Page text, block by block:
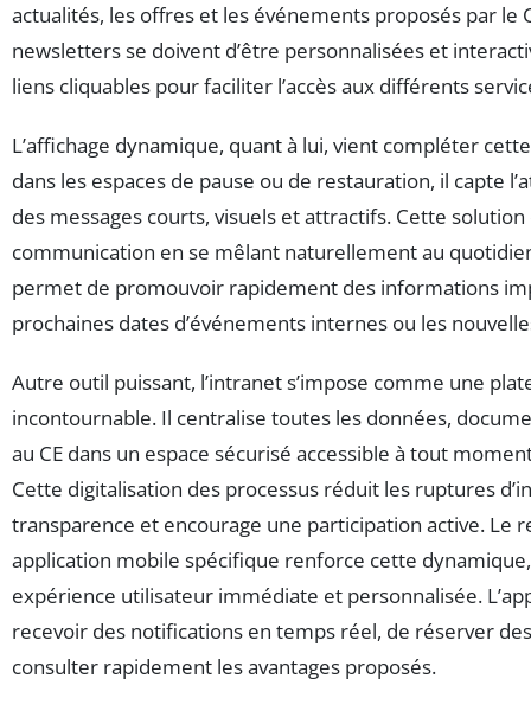
actualités, les offres et les événements proposés par le
newsletters se doivent d’être personnalisées et
liens cliquables pour faciliter l’accès aux différents
L’affichage dynamique, quant à lui, vient compléter
dans les espaces de pause ou de restauration, il capte
des messages courts, visuels et attractifs. Cette
communication en se mêlant naturellement au
permet de promouvoir rapidement des informations
prochaines dates d’événements internes ou les
Autre outil puissant, l’intranet s’impose comme une
incontournable. Il centralise toutes les données,
au CE dans un espace sécurisé accessible à tout
Cette digitalisation des processus réduit les ruptures
transparence et encourage une participation active. Le
application mobile spécifique renforce cette
expérience utilisateur immédiate et personnalisée.
recevoir des notifications en temps réel, de réserver
consulter rapidement les avantages proposés.